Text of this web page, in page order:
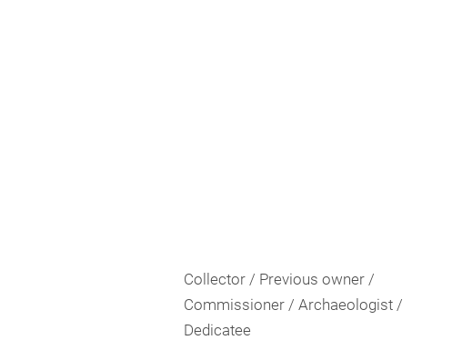
Collector / Previous owner /
Commissioner / Archaeologist /
Dedicatee